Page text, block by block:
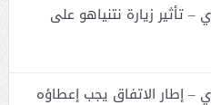
– تأثير زيارة نتنياهو على
– إطار الاتفاق يجب إعطاؤه